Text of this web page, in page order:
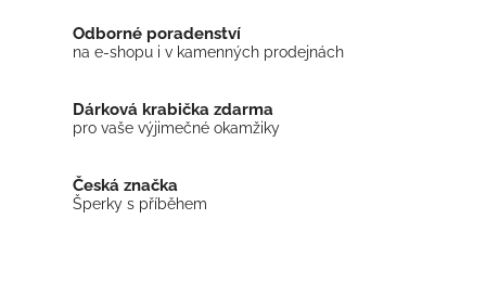
Odborné poradenství
na e-shopu i v kamenných prodejnách
Dárková krabička zdarma
pro vaše výjimečné okamžiky
Česká značka
Šperky s příběhem